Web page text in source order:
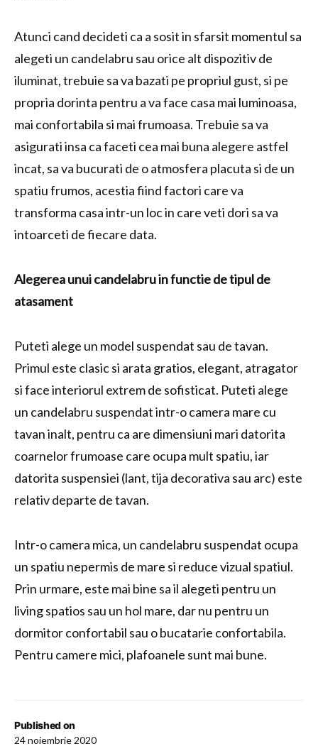
Published on
24 noiembrie 2020
Atunci cand decideti ca a sosit in sfarsit momentul sa
alegeti un candelabru sau orice alt dispozitiv de
iluminat, trebuie sa va bazati pe propriul gust, si pe
propria dorinta pentru a va face casa mai luminoasa,
mai confortabila si mai frumoasa. Trebuie sa va
asigurati insa ca faceti cea mai buna alegere astfel
incat, sa va bucurati de o atmosfera placuta si de un
spatiu frumos, acestia fiind factori care va
transforma casa intr-un loc in care veti dori sa va
intoarceti de fiecare data.
Alegerea unui candelabru in functie de tipul de
atasament
Puteti alege un model suspendat sau de tavan.
Primul este clasic si arata gratios, elegant, atragator
si face interiorul extrem de sofisticat. Puteti alege
un candelabru suspendat intr-o camera mare cu
tavan inalt, pentru ca are dimensiuni mari datorita
coarnelor frumoase care ocupa mult spatiu, iar
datorita suspensiei (lant, tija decorativa sau arc) este
relativ departe de tavan.
Intr-o camera mica, un candelabru suspendat ocupa
un spatiu nepermis de mare si reduce vizual spatiul.
Prin urmare, este mai bine sa il alegeti pentru un
living spatios sau un hol mare, dar nu pentru un
dormitor confortabil sau o bucatarie confortabila.
Pentru camere mici, plafoanele sunt mai bune.